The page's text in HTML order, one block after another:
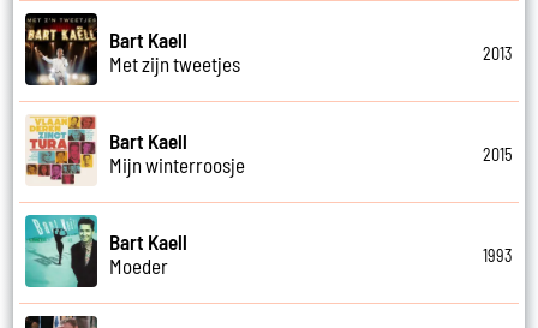
Bart Kaell
Met zijn tweetjes
2013
Bart Kaell
Mijn winterroosje
2015
Bart Kaell
Moeder
1993